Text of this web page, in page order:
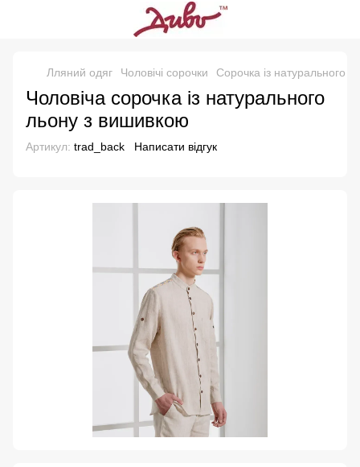
Лляний одяг Чоловічі сорочки Cорочка із натурального
Чоловіча сорочка із натурального
льону з вишивкою
Артикул: trad_back Написати відгук